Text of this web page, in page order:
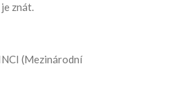
znát.
(Mezinárodní